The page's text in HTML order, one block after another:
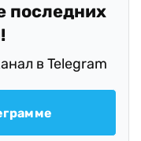
последних
в Telegram